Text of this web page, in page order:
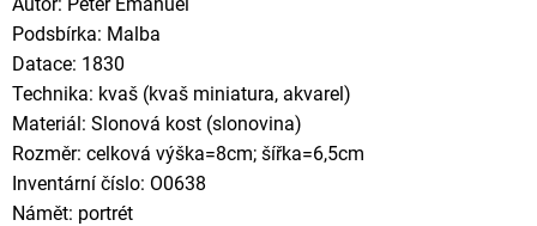
Podsbírka: Malba
Datace: 1830
Technika: kvaš (kvaš miniatura, akvarel)
Materiál: Slonová kost (slonovina)
Rozměr: celková výška=8cm; šířka=6,5cm
Inventární číslo: O0638
Námět: portrét